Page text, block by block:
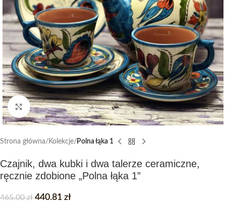
Click to enlarge
Strona główna Kolekcje Polna łąka 1
Czajnik, dwa kubki i dwa talerze ceramiczne,
ręcznie zdobione „Polna łąka 1”
465.00zł 440.81 zł